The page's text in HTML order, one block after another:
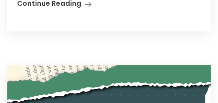
Continue Reading